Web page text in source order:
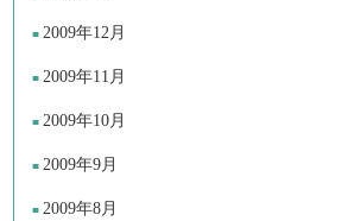
2009年12月
2009年11月
2009年10月
2009年9月
2009年8月